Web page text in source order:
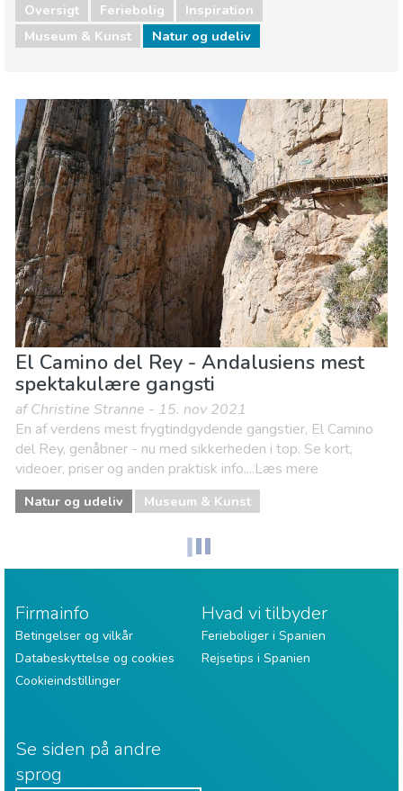
Oversigt
Feriebolig
Inspiration
Museum & Kunst
Natur og udeliv
Museum & Kunst
Natur og udeliv
El Camino del Rey - Andalusiens mest
spektakulære gangsti
af Christine Stranne - 15. nov 2021
En af verdens mest frygtindgydende gangstier, El Camino
del Rey, genåbner - nu med sikkerheden i top. Se kort,
videoer, priser og anden praktisk info....Læs mere
Natur og udeliv Museum & Kunst
Firmainfo
Betingelser og vilkår
Databeskyttelse og cookies
Cookieindstillinger
Hvad vi tilbyder
Ferieboliger i Spanien
Rejsetips i Spanien
Se siden på andre
sprog